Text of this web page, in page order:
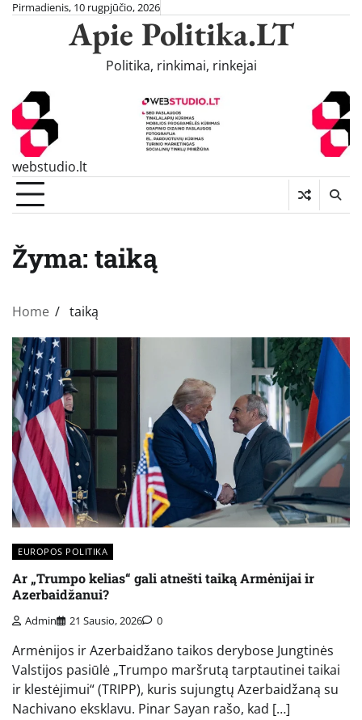
SkipPirmadienis, 10 rugpjūčio, 2026
Apie Politika.LT
Politika, rinkimai, rinkejai
webstudio.lt
Žyma: taiką
Home taiką
EUROPOS POLITIKA
Ar „Trumpo kelias“ gali atnešti taiką Armėnijai ir
Azerbaidžanui?
Admin 21 Sausio, 2026 0
Armėnijos ir Azerbaidžano taikos derybose Jungtinės
Valstijos pasiūlė „Trumpo maršrutą tarptautinei taikai
ir klestėjimui“ (TRIPP), kuris sujungtų Azerbaidžaną su
Nachivano eksklavu. Pinar Sayan rašo, kad […]